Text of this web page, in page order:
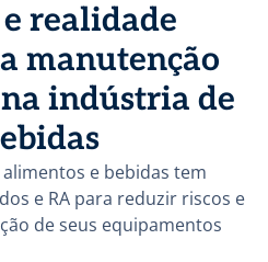
realidade
manutenção
indústria de
e bebidas tem
e RA para reduzir riscos e
de seus equipamentos